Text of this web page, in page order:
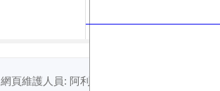
網頁維護人員: 阿利｜ 電話 : (07)7491992